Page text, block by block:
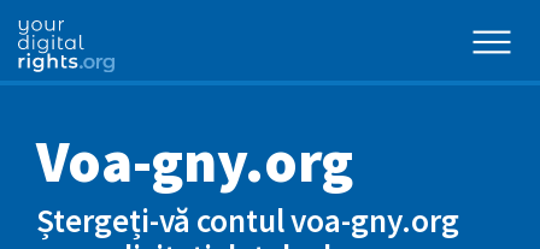
Voa-gny.org
Ștergeți-vă contul voa-gny.org